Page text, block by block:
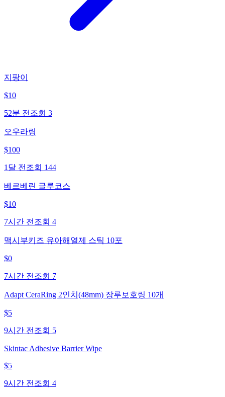
지팡이
$10
52분 전 조회 3
오우라링
$100
1달 전 조회 144
베르베린 글루코스
$10
7시간 전 조회 4
맥시부키즈 유아해열제 스틱 10포
$0
7시간 전 조회 7
Adapt CeraRing 2인치(48mm) 장루보호링 10개
$5
9시간 전 조회 5
Skintac Adhesive Barrier Wipe
$5
9시간 전 조회 4